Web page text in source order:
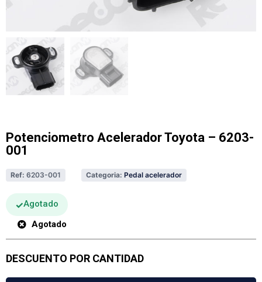
Potenciometro Acelerador Toyota – 6203-
001
Ref: 6203-001 Categoria: Pedal acelerador
Agotado
Agotado
DESCUENTO POR CANTIDAD